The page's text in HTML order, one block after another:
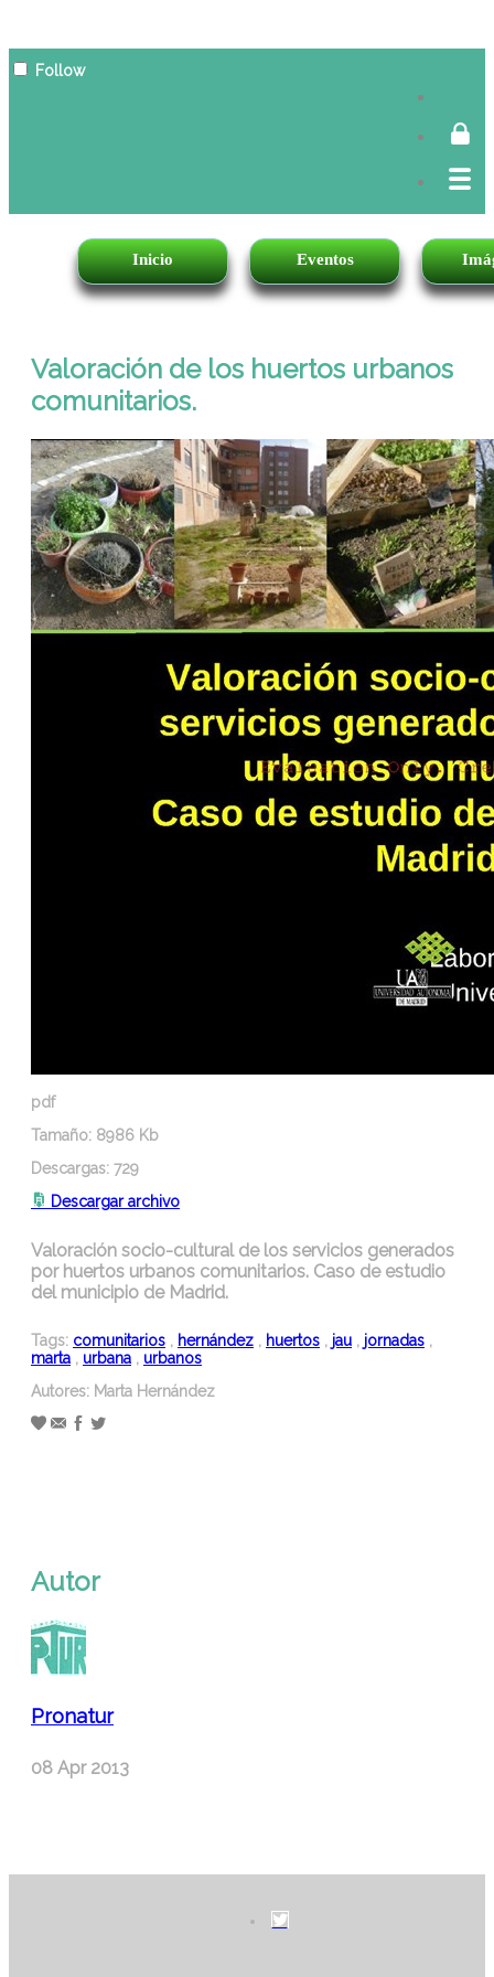
Follow
Inicio Eventos
Valoración de los huertos urbanos
comunitarios.
pdf
Tamaño: 8986 Kb
Descargas: 729
Descargar archivo
Valoración socio-cultural de los servicios generados
por huertos urbanos comunitarios. Caso de estudio
del municipio de Madrid.
Tags: comunitarios , hernández , huertos , jau , jornadas ,
marta , urbana , urbanos
Autores: Marta Hernández
Autor
Pronatur
08 Apr 2013